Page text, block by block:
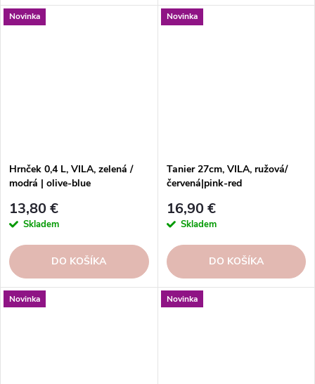
Novinka
Hrnček 0,4 L, VILA, zelená /
modrá | olive-blue
13,80 €
Skladem
DO KOŠÍKA
Novinka
Tanier 27cm, VILA, ružová/
červená|pink-red
16,90 €
Skladem
DO KOŠÍKA
Novinka Novinka